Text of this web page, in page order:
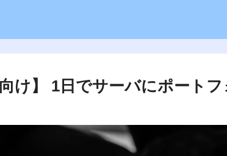
向け】 1日でサーバにポート